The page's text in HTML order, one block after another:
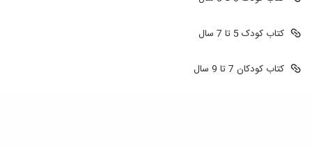
کتاب کودک 5 تا 7 سال
کتاب کودکان 7 تا 9 سال